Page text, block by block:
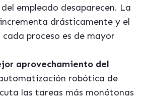
empleado desaparecen. La
drásticamente y el
proceso es de mayor
aprovechamiento del
robótica de
las tareas más monótonas